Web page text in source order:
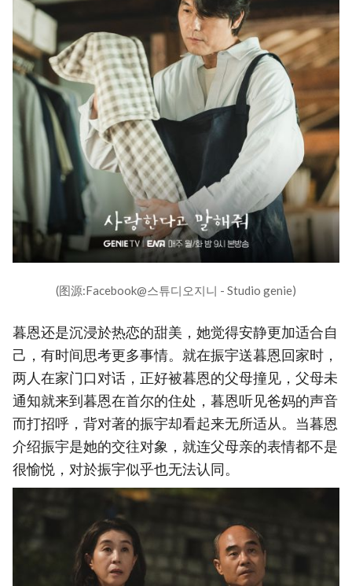
(图源:Facebook@스튜디오지니 - Studio genie)
暮恩还是沉浸於热恋的甜美，她觉得安静更加适合自
己，有时间思考更多事情。就在振宇送暮恩回家时，
两人在家门口对话，正好被暮恩的父母撞见，父母未
通知就来到暮恩在首尔的住处，暮恩听见爸妈的声音
而打招呼，背对著的振宇却看起来无所适从。当暮恩
介绍振宇是她的交往对象，就连父母亲的表情都不是
很愉悦，对於振宇似乎也无法认同。